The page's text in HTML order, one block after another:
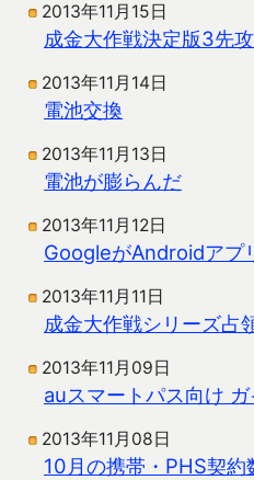
2013年11月15日
成金大作戦決定版3先
2013年11月14日
電池交換
2013年11月13日
電池が膨らんだ
2013年11月12日
GoogleがAndroidアプ
2013年11月11日
成金大作戦シリーズ占
2013年11月09日
auスマートパス向け
2013年11月08日
10月の携帯・PHS契約